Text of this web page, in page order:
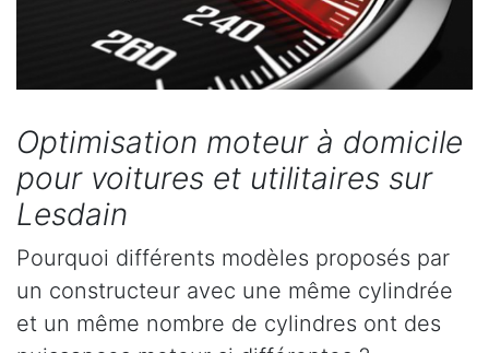
Optimisation moteur à domicile
pour voitures et utilitaires sur
Lesdain
Pourquoi différents modèles proposés par
un constructeur avec une même cylindrée
et un même nombre de cylindres ont des